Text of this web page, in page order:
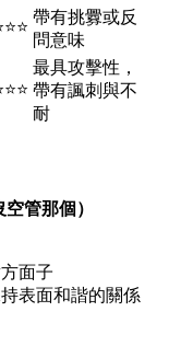
帶有挑釁或反
問意味
最具攻擊性，
帶有諷刺與不
耐
管那個）
面子
表面和諧的關係